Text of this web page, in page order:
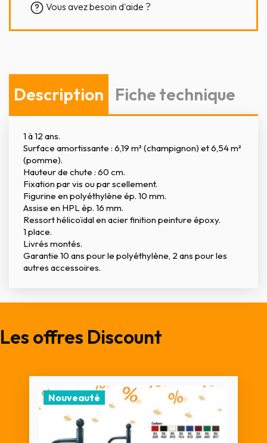
Vous avez besoin d'aide ?
Description Fiche technique
1 à 12 ans.
Surface amortissante : 6,19 m² (champignon) et 6,54 m²
(pomme).
Hauteur de chute : 60 cm.
Fixation par vis ou par scellement.
Figurine en polyéthylène ép. 10 mm.
Assise en HPL ép. 16 mm.
Ressort hélicoïdal en acier finition peinture époxy.
1 place.
Livrés montés.
Garantie 10 ans pour le polyéthylène, 2 ans pour les
autres accessoires.
Les offres Discount
Nouveauté